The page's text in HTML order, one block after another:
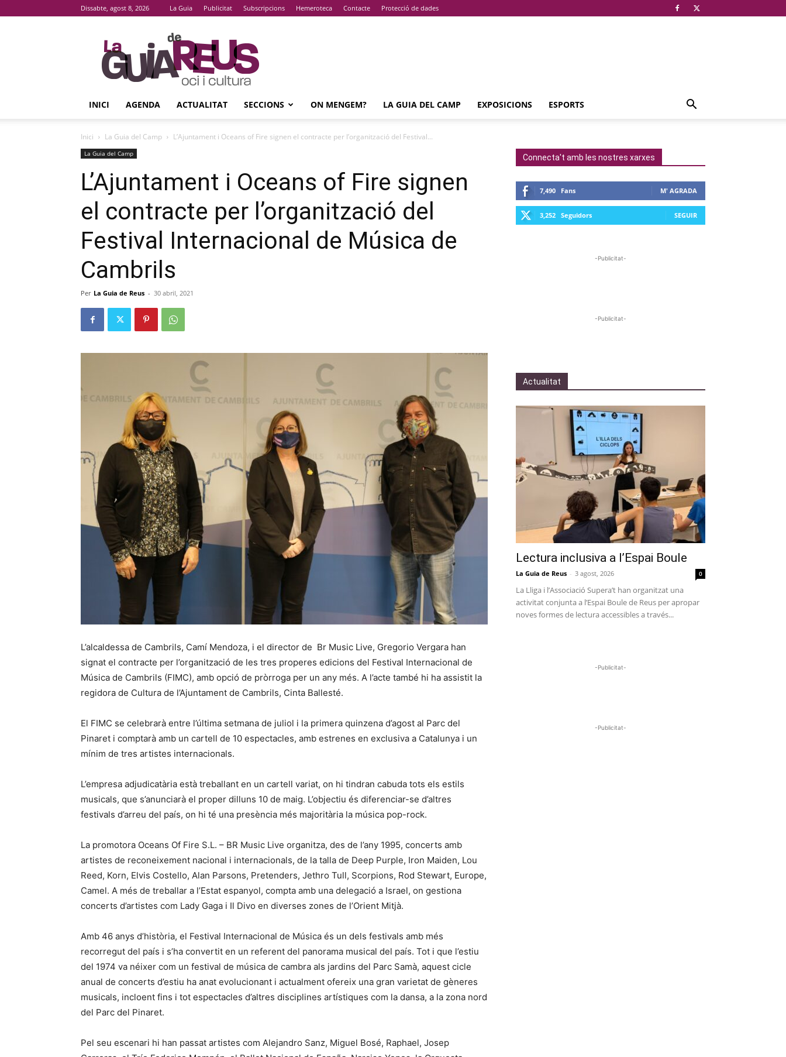
Dissabte, agost 8, 2026 La Guia Publicitat Subscripcions Hemeroteca Contacte Protecció de dades
La
Guia
De
Reus
INICI AGENDA ACTUALITAT SECCIONS ON MENGEM? LA GUIA DEL CAMP EXPOSICIONS ESPORTS
Inici La Guia del Camp L’Ajuntament i Oceans of Fire signen el contracte per l’organització del Festival...
La Guia del Camp
L’Ajuntament i Oceans of Fire signen
el contracte per l’organització del
Festival Internacional de Música de
Cambrils
Per La Guia de Reus - 30 abril, 2021
L’alcaldessa de Cambrils, Camí Mendoza, i el director de Br Music Live, Gregorio Vergara han
signat el contracte per l’organització de les tres properes edicions del Festival Internacional de
Música de Cambrils (FIMC), amb opció de pròrroga per un any més. A l’acte també hi ha assistit la
regidora de Cultura de l’Ajuntament de Cambrils, Cinta Ballesté.
El FIMC se celebrarà entre l’última setmana de juliol i la primera quinzena d’agost al Parc del
Pinaret i comptarà amb un cartell de 10 espectacles, amb estrenes en exclusiva a Catalunya i un
mínim de tres artistes internacionals.
L’empresa adjudicatària està treballant en un cartell variat, on hi tindran cabuda tots els estils
musicals, que s’anunciarà el proper dilluns 10 de maig. L’objectiu és diferenciar-se d’altres
festivals d’arreu del país, on hi té una presència més majoritària la música pop-rock.
La promotora Oceans Of Fire S.L. – BR Music Live organitza, des de l’any 1995, concerts amb
artistes de reconeixement nacional i internacionals, de la talla de Deep Purple, Iron Maiden, Lou
Reed, Korn, Elvis Costello, Alan Parsons, Pretenders, Jethro Tull, Scorpions, Rod Stewart, Europe,
Camel. A més de treballar a l’Estat espanyol, compta amb una delegació a Israel, on gestiona
concerts d’artistes com Lady Gaga i Il Divo en diverses zones de l’Orient Mitjà.
Amb 46 anys d’història, el Festival Internacional de Música és un dels festivals amb més
recorregut del país i s’ha convertit en un referent del panorama musical del país. Tot i que l’estiu
del 1974 va néixer com un festival de música de cambra als jardins del Parc Samà, aquest cicle
anual de concerts d’estiu ha anat evolucionant i actualment ofereix una gran varietat de gèneres
musicals, incloent fins i tot espectacles d’altres disciplines artístiques com la dansa, a la zona nord
del Parc del Pinaret.
Pel seu escenari hi han passat artistes com Alejandro Sanz, Miguel Bosé, Raphael, Josep
Connecta't amb les nostres xarxes
7,490 Fans M' AGRADA
3,252 Seguidors SEGUIR
-Publicitat-
-Publicitat-
Actualitat
Lectura inclusiva a l’Espai Boule
La Guia de Reus - 3 agost, 2026 0
La Lliga i l’Associació Supera’t han organitzat una
activitat conjunta a l’Espai Boule de Reus per apropar
noves formes de lectura accessibles a través...
-Publicitat-
-Publicitat-